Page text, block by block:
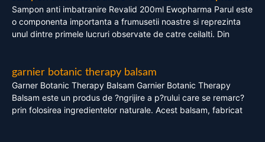
Sampon anti imbatranire Revalid 200ml Ewopharma Parul este
o componenta importanta a frumusetii noastre si reprezinta
unul dintre primele lucruri observate de catre ceilalti. Din
garnier botanic therapy balsam
Garner Botanic Therapy Balsam Garnier Botanic Therapy
Balsam este un produs de ?ngrijire a p?rului care se remarc?
prin folosirea ingredientelor naturale. Acest balsam, fabricat